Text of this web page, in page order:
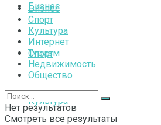
Бизнес
Спорт
Культура
Бизнес
Спорт
Культура
Интернет
Туризм
Недвижимость
Общество
Нет результатов
Смотреть все результаты